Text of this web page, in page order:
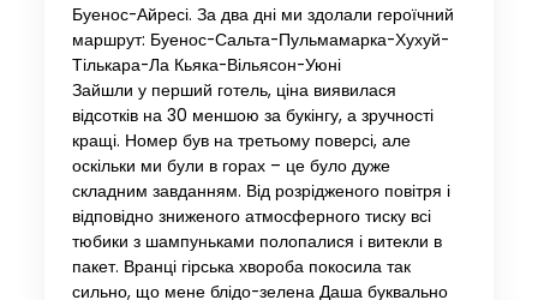
Буенос-Айресі. За два дні ми здолали героїчний
маршрут: Буенос-Сальта-Пульмамарка-Хухуй-
Тількара-Ла Кьяка-Вільясон-Уюні
Зайшли у перший готель, ціна виявилася
відсотків на 30 меншою за букінгу, а зручності
кращі. Номер був на третьому поверсі, але
оскільки ми були в горах – це було дуже
складним завданням. Від розрідженого повітря і
відповідно зниженого атмосферного тиску всі
тюбики з шампуньками полопалися і витекли в
пакет. Вранці гірська хвороба покосила так
сильно, що мене блідо-зелена Даша буквально